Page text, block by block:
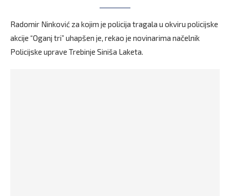
Radomir Ninković za kojim je policija tragala u okviru policijske
akcije “Oganj tri” uhapšen je, rekao je novinarima načelnik
Policijske uprave Trebinje Siniša Laketa.